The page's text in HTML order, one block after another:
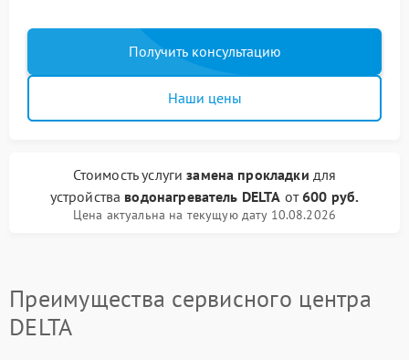
Получить консультацию
Наши цены
Стоимость услугизамена прокладки для
устройства водонагреватель DELTA от600 руб.
Цена актуальна на текущую дату 10.08.2026
Преимущества сервисного центра
DELTA